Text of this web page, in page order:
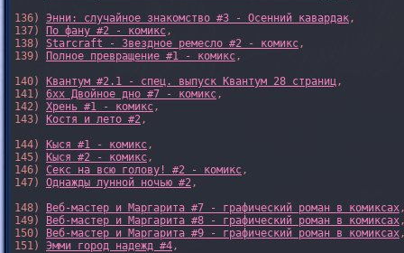
136) Энни: случайное знакомство #3 - Осенний кавардак,
137)
По фану #2 - комикс,
138) Starcraft - Звездное ремесло #2 - комикс,
139)
Полное превращение #1 - комикс,
140)
Квантум #2.1 - спец. выпуск Квантум 28 страниц,
141) 6xx Двойное дно #7 - комикс,
142) Хрень #1 - комикс,
143)
Костя и лето #2,
144)
Кыся #1 - комикс,
145)
Кыся #2 - комикс,
146) Секс на всю голову! #2 - комикс,
147) Однажды лунной ночью #2,
148)
Веб-мастер и Маргарита #7 - графический роман в комиксах
149)
Веб-мастер и Маргарита #8 - графический роман в комиксах
150)
Веб-мастер и Маргарита #9 - графический роман в комиксах
151) Эмми город надежд #4,